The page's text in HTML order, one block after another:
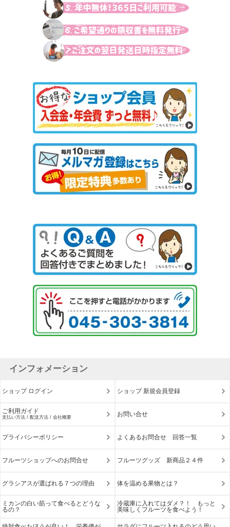
インフォメーション
ショップ ログイン ショップ 新規会員登録
ご利用ガイド
支払い方法 / 配送方法 / 会社概要 お問い合せ
プライバシーポリシー よくあるお問合せ 回答一覧
フルーツショップへのお問合せ フルーツグッズ 新商品２４件
グラシアスが選ばれる７つの理由 体を温める果物とは？
ミカンの白い筋って食べるとどうな
るの？
冷蔵庫に入れてはダメ？！ もっと
美味しくフルーツを食べよう！